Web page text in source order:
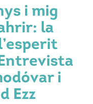
i mig
la
i
Ezz